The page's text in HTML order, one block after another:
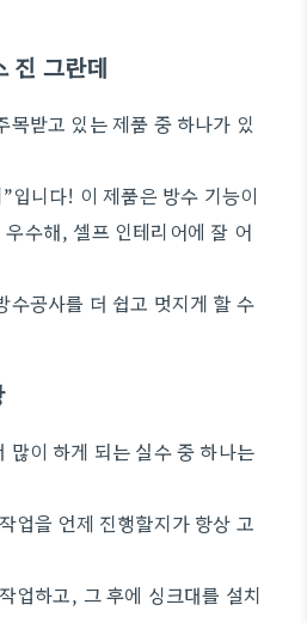
진 그란데
목받고 있는 제품 중 하나가 있
입니다! 이 제품은 방수 기능이
수해, 셀프 인테리어에 잘 어
수공사를 더 쉽고 멋지게 할 수
많이 하게 되는 실수 중 하나는
업을 언제 진행할지가 항상 고
업하고, 그 후에 싱크대를 설치